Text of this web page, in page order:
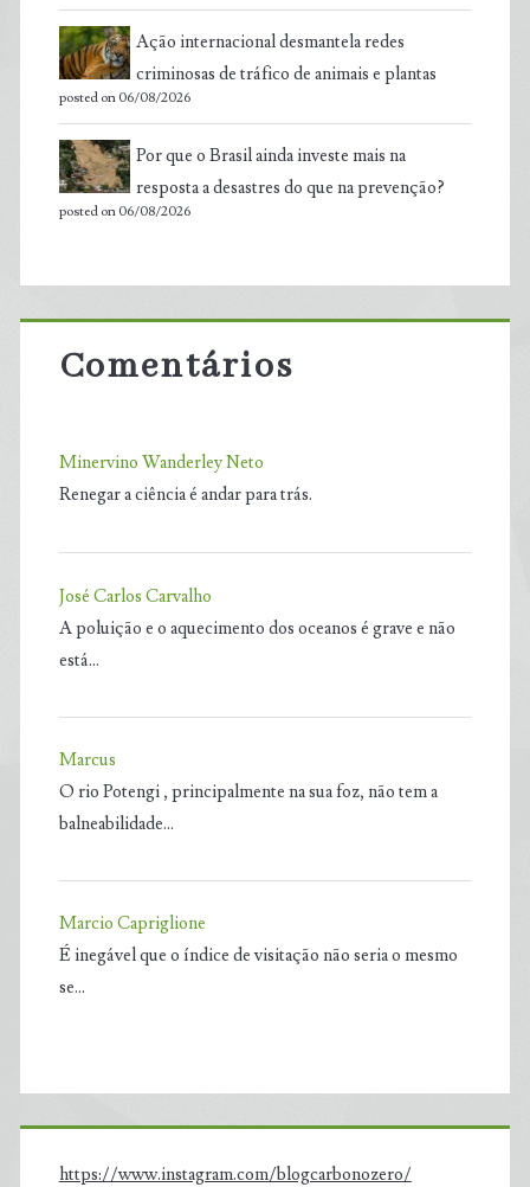
Ação internacional desmantela redes
criminosas de tráfico de animais e plantas
posted on 06/08/2026
Por que o Brasil ainda investe mais na
resposta a desastres do que na prevenção?
posted on 06/08/2026
Comentários
Minervino Wanderley Neto
Renegar a ciência é andar para trás.
José Carlos Carvalho
A poluição e o aquecimento dos oceanos é grave e não
está…
Marcus
O rio Potengi , principalmente na sua foz, não tem a
balneabilidade…
Marcio Capriglione
É inegável que o índice de visitação não seria o mesmo
se…
https://www.instagram.com/blogcarbonozero/